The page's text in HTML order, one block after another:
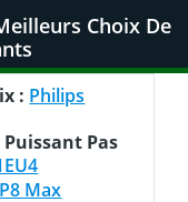
Choix De
: Philips
Pas
Max